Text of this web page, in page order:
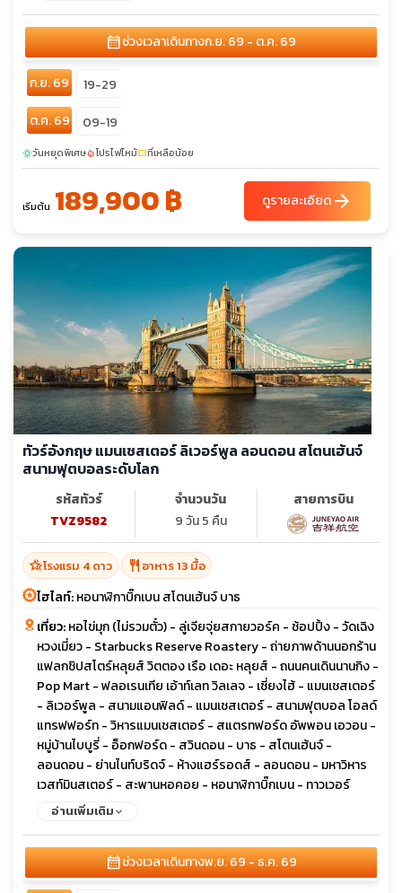
calendar_monthช่วงเวลาเดินทางก.ย. 69 - ต.ค. 69
ก.ย. 69
19-29
ต.ค. 69
09-19
sunnyวันหยุดพิเศษlocal_fire_departmentโปรไฟไหม้confirmation_numberที่เหลือน้อย
เริ่มต้น 189,900 ฿ ดูรายละเอียดarrow_forward
ทัวร์อังกฤษ แมนเชสเตอร์ ลิเวอร์พูล ลอนดอน สโตนเฮ้นจ์
สนามฟุตบอลระดับโลก
รหัสทัวร์
TVZ9582
จำนวนวัน
9 วัน 5 คืน
สายการบิน
hotel_classโรงแรม 4 ดาว restaurant อาหาร 13 มื้อ
ไฮไลท์:หอนาฬิกาบิ๊กเบน สโตนเฮ้นจ์ บาธ
เที่ยว:หอไข่มุก (ไม่รวมตั๋ว) - ลู่เจียจุ่ยสกายวอร์ค - ช้อปปิ้ง - วัดเฉิง
หวงเมี่ยว - Starbucks Reserve Roastery - ถ่ายภาพด้านนอกร้าน
แฟลกชิปสโตร์หลุยส์ วิตตอง เรือ เดอะ หลุยส์ - ถนนคนเดินนานกิง -
Pop Mart - ฟลอเรนเทีย เอ้าท์เลท วิลเลจ - เซี่ยงไฮ้ - แมนเชสเตอร์
- ลิเวอร์พูล - สนามแอนฟิลด์ - แมนเชสเตอร์ - สนามฟุตบอล โอลด์
แทรฟฟอร์ท - วิหารแมนเชสเตอร์ - สแตรทฟอร์ด อัพพอน เอวอน -
หมู่บ้านไบบูรี่ - อ็อกฟอร์ด - สวินดอน - บาธ - สโตนเฮ้นจ์ -
ลอนดอน - ย่านไนท์บริดจ์ - ห้างแฮร์รอดส์ - ลอนดอน - มหาวิหาร
เวสท์มินสเตอร์ - สะพานหอคอย - หอนาฬิกาบิ๊กเบน - ทาวเวอร์
บริดจ์ - ช้อปปิ้ง ถนน Oxford - ลอนดอน - Bicester Village
อ่านเพิ่มเติม
calendar_monthช่วงเวลาเดินทางพ.ย. 69 - ธ.ค. 69